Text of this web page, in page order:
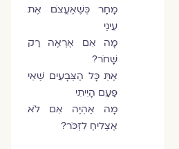
מָחָר כְּשֶׁאֶעֱצֹם אֶת
עֵינַי
מָה אִם אֶרְאֶה רַק
שָׁחֹר?
אַתְּ כָּל הַצְּבָעִים שֶׁאֵי
פַּעַם הָיִיתִי
מָה אֶהְיֶה אִם לֹא
אַצְלִיחַ לִזְכֹּר?